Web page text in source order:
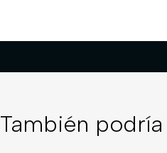
También